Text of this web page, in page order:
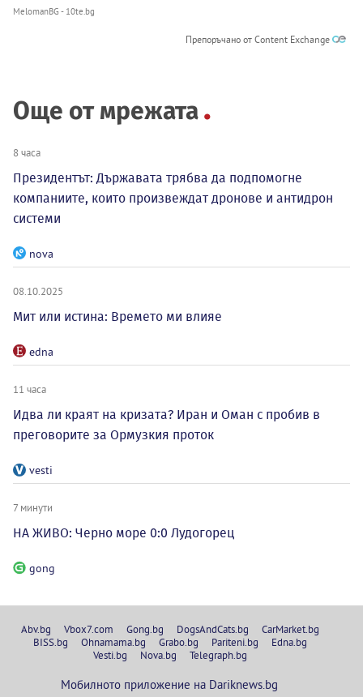
MelomanBG - 10te.bg
Препоръчано от Content Exchange
Още от мрежата
8 часа
Президентът: Държавата трябва да подпомогне
компаниите, които произвеждат дронове и антидрон
системи
nova
08.10.2025
Мит или истина: Времето ми влияе
edna
11 часа
Идва ли краят на кризата? Иран и Оман с пробив в
преговорите за Ормузкия проток
vesti
7 минути
НА ЖИВО: Черно море 0:0 Лудогорец
gong
Abv.bg Vbox7.com Gong.bg DogsAndCats.bg
CarMarket.bg
BISS.bg
Ohnamama.bg Grabo.bg Pariteni.bg
Edna.bg
Vesti.bg
Nova.bg Telegraph.bg
Мобилното приложение на Dariknews.bg